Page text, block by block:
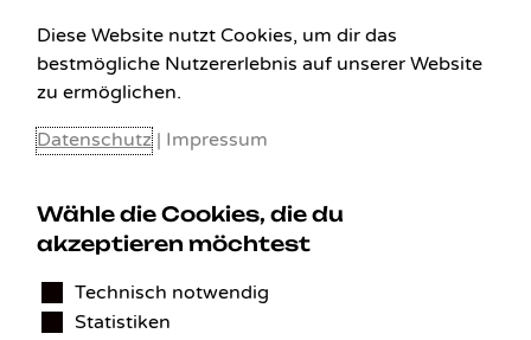
KONTAKT
Diese Website nutzt Cookies, um dir das
bestmögliche Nutzererlebnis auf unserer Website
zu ermöglichen.
Datenschutz | Impressum
Wähle die Cookies, die du
akzeptieren möchtest
Technisch notwendig
Statistiken